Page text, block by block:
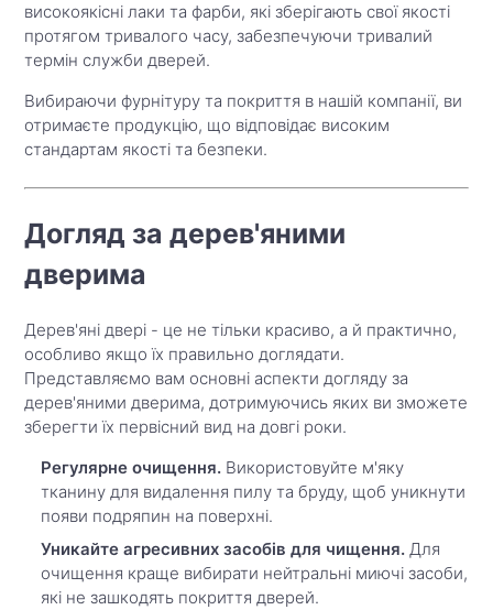
високоякісні лаки та фарби, які зберігають свої якості
протягом тривалого часу, забезпечуючи тривалий
термін служби дверей.
Вибираючи фурнітуру та покриття в нашій компанії, ви
отримаєте продукцію, що відповідає високим
стандартам якості та безпеки.
Догляд за дерев'яними
дверима
Дерев'яні двері - це не тільки красиво, а й практично,
особливо якщо їх правильно доглядати.
Представляємо вам основні аспекти догляду за
дерев'яними дверима, дотримуючись яких ви зможете
зберегти їх первісний вид на довгі роки.
Регулярне очищення. Використовуйте м'яку
тканину для видалення пилу та бруду, щоб уникнути
появи подряпин на поверхні.
Уникайте агресивних засобів для чищення. Для
очищення краще вибирати нейтральні миючі засоби,
які не зашкодять покриття дверей.